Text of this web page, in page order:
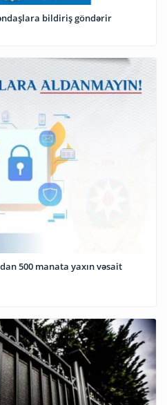
bildiriş göndərir
500 manata yaxın vəsait